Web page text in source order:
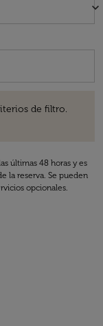
keyboard_arrow_down
de filtro.
últimas 48 horas y es
la reserva. Se pueden
opcionales.